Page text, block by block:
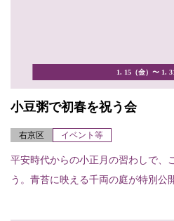
1. 15（金）〜 1.
小豆粥で初春を祝う会
右京区 イベント等
平安時代からの小正月の習わしで、
う。青苔に映える千両の庭が特別公